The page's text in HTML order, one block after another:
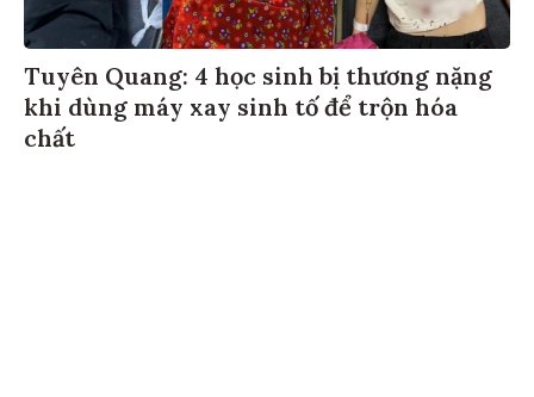
Tuyên Quang: 4 học sinh bị thương nặng
khi dùng máy xay sinh tố để trộn hóa
chất